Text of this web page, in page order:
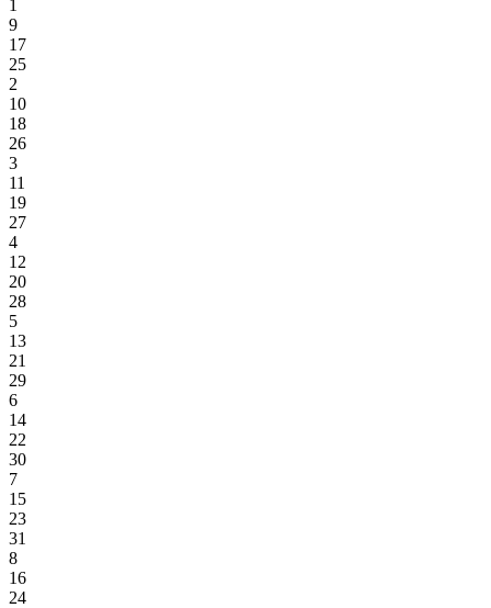
1
9
17
25
2
10
18
26
3
11
19
27
4
12
20
28
5
13
21
29
6
14
22
30
7
15
23
31
8
16
24